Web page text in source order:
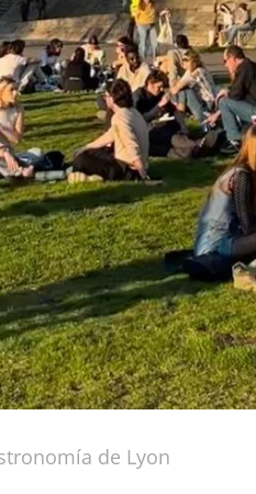
de Lyon